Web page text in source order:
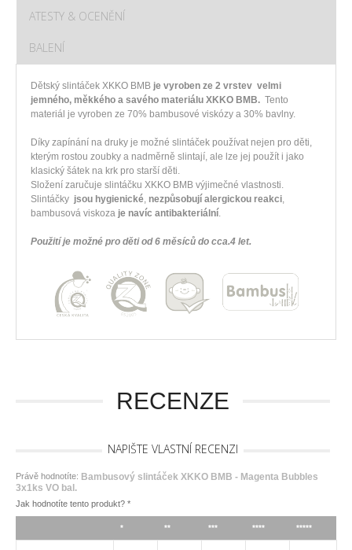
ATESTY & OCENĚNÍ
BALENÍ
Dětský slintáček XKKO BMB je vyroben ze 2 vrstev velmi
jemného, měkkého a savého materiálu XKKO BMB. Tento
materiál je vyroben ze 70% bambusové viskózy a 30% bavlny.
Díky zapínání na druky je možné slintáček používat nejen pro děti,
kterým rostou zoubky a nadměrně slintají, ale lze jej použít i jako
klasický šátek na krk pro starší děti.
Složení zaručuje slintáčku XKKO BMB výjimečné vlastnosti.
Slintáčky jsou hygienické, nezpůsobují alergickou reakci,
bambusová viskoza je navíc antibakteriální.
Použití je možné pro děti od 6 měsíců do cca.4 let.
RECENZE
NAPIŠTE VLASTNÍ RECENZI
Právě hodnotíte: Bambusový slintáček XKKO BMB - Magenta Bubbles
3x1ks VO bal.
Jak hodnotíte tento produkt? *
* ** *** **** *****